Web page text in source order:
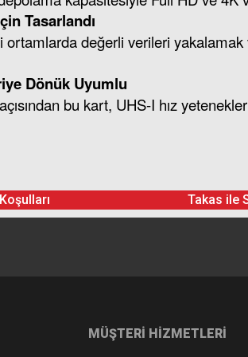
Tasarlandı
değerli verileri yakalamak
Dönük Uyumlu
bu kart, UHS-I hız
Professional 1800x
Takas ile
MÜŞTERİ HİZMETLERİ